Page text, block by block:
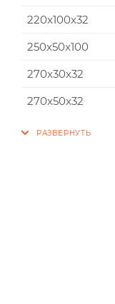
220x100x32
250x50x100
270x30x32
270x50x32